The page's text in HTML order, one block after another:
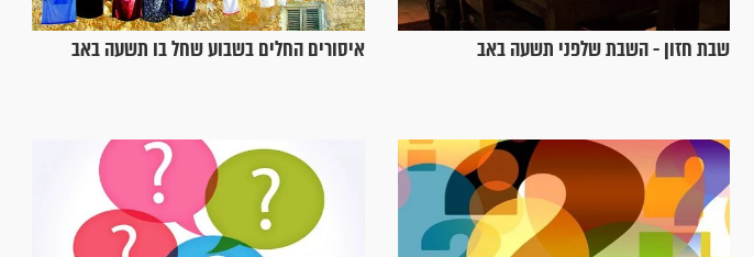
שבת חזון - השבת שלפני תשעה באב איסורים החלים בשבוע שחל בו תשעה באב